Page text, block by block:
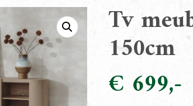
Tv
150cm
€ 699